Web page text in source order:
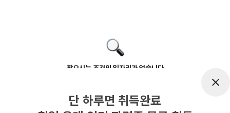
찾으시는 조건의 일자리가 없습니다
단 하루면 취득완료